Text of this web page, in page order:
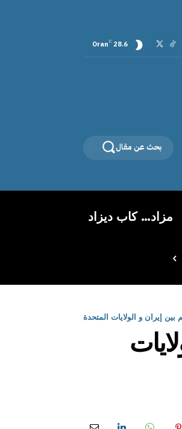
28.6
C
Oran
بحث عن مقال
مزاد… كاب ديزاد
بين إيران و الولايات المتحدة